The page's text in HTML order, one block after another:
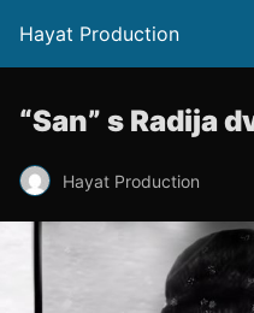
Hayat Production
“San” s Radija
Hayat Production